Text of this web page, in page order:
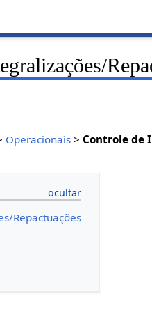
Operacionais > Controle de
Repactuações